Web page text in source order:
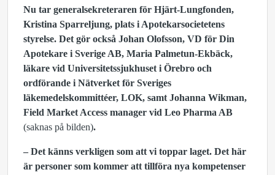
Nu tar generalsekreteraren för Hjärt-Lungfonden,
Kristina Sparreljung, plats i Apotekarsocietetens
styrelse. Det gör också Johan Olofsson, VD för Din
Apotekare i Sverige AB, Maria Palmetun-Ekbäck,
läkare vid Universitetssjukhuset i Örebro och
ordförande i Nätverket för Sveriges
läkemedelskommittéer, LOK, samt Johanna Wikman,
Field Market Access manager vid Leo Pharma AB
(saknas på bilden).
– Det känns verkligen som att vi toppar laget. Det här
är personer som kommer att tillföra nya kompetenser